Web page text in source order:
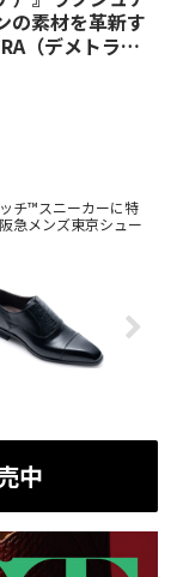
の素材を革新す
（デメトラ）
チ™スニーカーに特
急メンズ東京シュー
中